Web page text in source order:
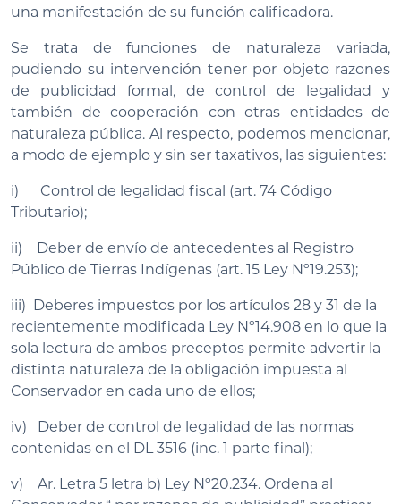
una manifestación de su función calificadora.
Se trata de funciones de naturaleza variada,
pudiendo su intervención tener por objeto razones
de publicidad formal, de control de legalidad y
también de cooperación con otras entidades de
naturaleza pública. Al respecto, podemos mencionar,
a modo de ejemplo y sin ser taxativos, las siguientes:
i) Control de legalidad fiscal (art. 74 Código
Tributario);
ii) Deber de envío de antecedentes al Registro
Público de Tierras Indígenas (art. 15 Ley Nº19.253);
iii) Deberes impuestos por los artículos 28 y 31 de la
recientemente modificada Ley Nº14.908 en lo que la
sola lectura de ambos preceptos permite advertir la
distinta naturaleza de la obligación impuesta al
Conservador en cada uno de ellos;
iv) Deber de control de legalidad de las normas
contenidas en el DL 3516 (inc. 1 parte final);
v) Ar. Letra 5 letra b) Ley Nº20.234. Ordena al